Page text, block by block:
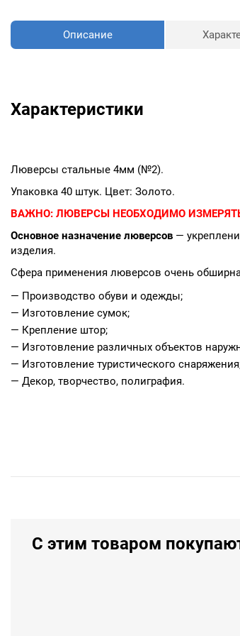
Описание
Характеристики
Люверсы стальные 4мм (№2).
Упаковка 40 штук. Цвет: Золото.
ВАЖНО: ЛЮВЕРСЫ НЕОБХОДИМО
Основное назначение люверсов —
изделия.
Сфера применения люверсов очень
— Производство обуви и одежды;
— Изготовление сумок;
— Крепление штор;
— Изготовление различных объектов
— Изготовление туристического
— Декор, творчество, полиграфия.
С этим товаром